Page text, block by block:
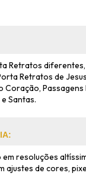
Retratos
Retratos de
Passagens
Santas.
resoluções
ajustes de cores,